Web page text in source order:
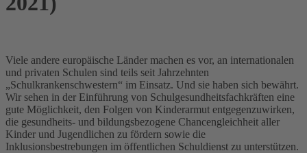
Viele andere europäische Länder machen es vor, an internationalen
und privaten Schulen sind teils seit Jahrzehnten
„Schulkrankenschwestern“ im Einsatz. Und sie haben sich bewährt.
Wir sehen in der Einführung von Schulgesundheitsfachkräften eine
gute Möglichkeit, den Folgen von Kinderarmut entgegenzuwirken,
die gesundheits- und bildungsbezogene Chancengleichheit aller
Kinder und Jugendlichen zu fördern sowie die
Inklusionsbestrebungen im öffentlichen Schuldienst zu unterstützen.